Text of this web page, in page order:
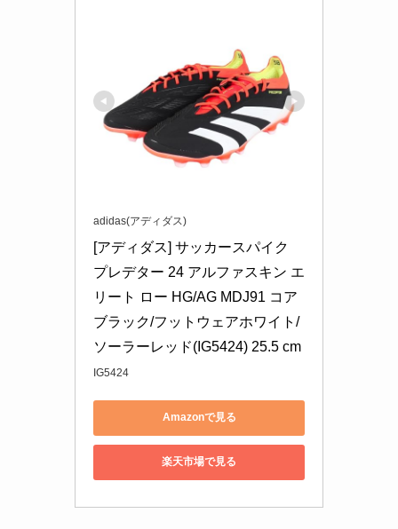
adidas(アディダス)
[アディダス] サッカースパイク
プレデター 24 アルファスキン エ
リート ロー HG/AG MDJ91 コア
ブラック/フットウェアホワイト/
ソーラーレッド(IG5424) 25.5 cm
IG5424
Amazonで見る
楽天市場で見る